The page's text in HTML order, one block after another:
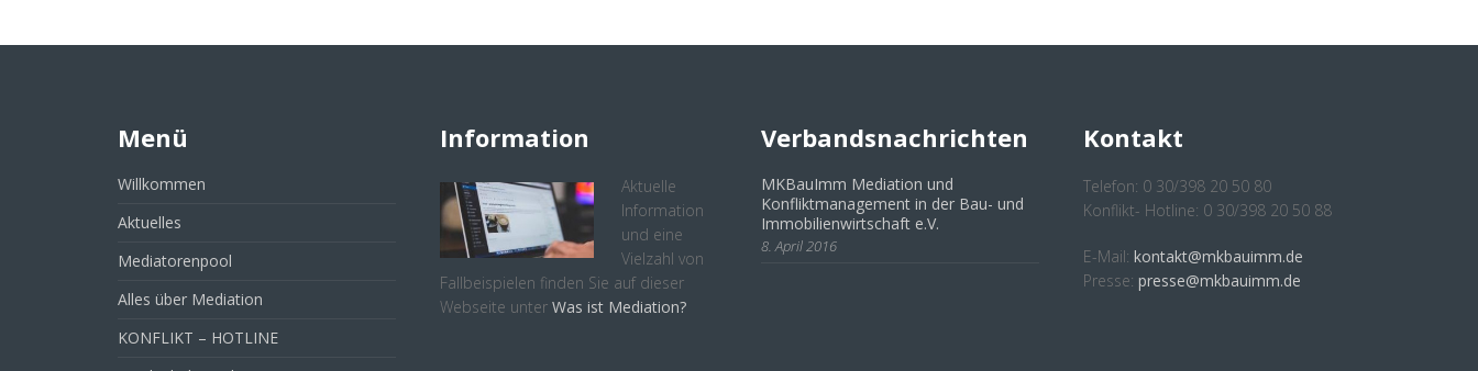
Menü
Willkommen
Aktuelles
Mediatorenpool
Alles über Mediation
KONFLIKT – HOTLINE
Information
Aktuelle
Information
und eine
Vielzahl von
Fallbeispielen finden Sie auf dieser
Webseite unter Was ist Mediation?
Verbandsnachrichten
MKBauImm Mediation und
Konfliktmanagement in der Bau- und
Immobilienwirtschaft e.V.
8. April 2016
Kontakt
Telefon: 0 30/398 20 50 80
Konflikt- Hotline: 0 30/398 20 50 88
E-Mail: kontakt@mkbauimm.de
Presse: presse@mkbauimm.de